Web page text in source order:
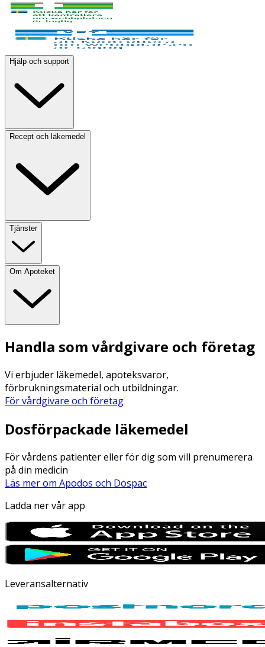
Hjälp och support
Recept och läkemedel
Tjänster
Om Apoteket
Handla som vårdgivare och företag
Vi erbjuder läkemedel, apoteksvaror,
förbrukningsmaterial och utbildningar.
För vårdgivare och företag
Dosförpackade läkemedel
För vårdens patienter eller för dig som vill prenumerera
på din medicin
Läs mer om Apodos och Dospac
Ladda ner vår app
Leveransalternativ